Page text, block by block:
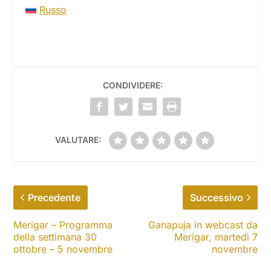
Russo
CONDIVIDERE:
VALUTARE:
Precedente
Merigar – Programma
della settimana 30
ottobre – 5 novembre
Successivo
Ganapuja in webcast da
Merigar, martedì 7
novembre